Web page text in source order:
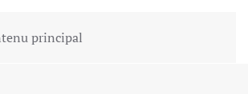
principal